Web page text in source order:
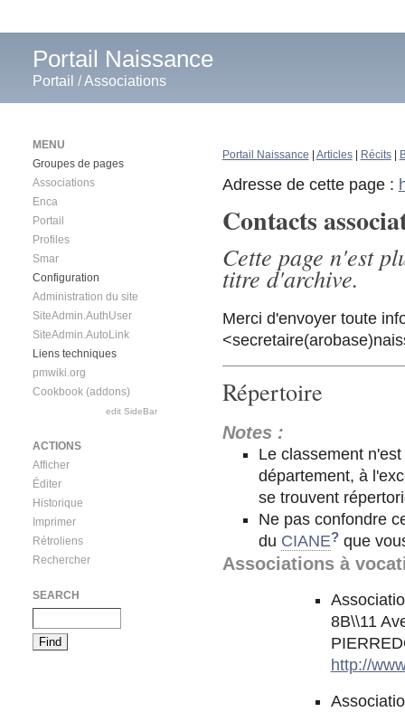
Portail Naissance
Portail /Associations
Portail Naissance | Articles| Récits|
Adresse de cette page :
Contacts
Cette page n'est
titre d'archive.
Merci d'envoyer toute
Répertoire
Notes :
Le classement
département, à
se trouvent
Ne pas confondre
du CIANE?que
Associations à
8B\\11
http://
MENU
Groupes de pages
Associations
Enca
Portail
Profiles
Smar
Configuration
Administration du site
SiteAdmin.AuthUser
SiteAdmin.AutoLink
Liens techniques
pmwiki.org
Cookbook (addons)
edit SideBar
ACTIONS
Afficher
Éditer
Historique
Imprimer
Rétroliens
Rechercher
SEARCH